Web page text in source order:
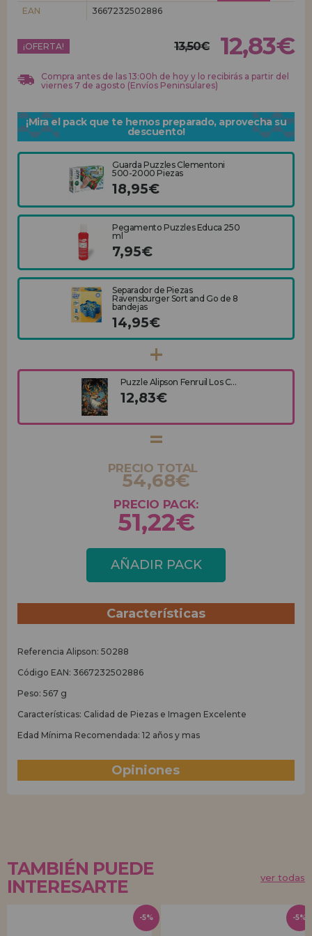
EAN
3667232502886
¡OFERTA! 13,50€ 12,83€
Compra antes de las 13:00h de hoy y lo recibirás a partir del
viernes 7 de agosto (Envíos Peninsulares)
¡Mira el pack que te hemos preparado, aprovecha su
descuento!
Guarda Puzzles Clementoni
500-2000 Piezas
18,95€
Pegamento Puzzles Educa 250
ml
7,95€
Separador de Piezas
Ravensburger Sort and Go de 8
bandejas
14,95€
Puzzle Alipson Fenruil Los C...
12,83€
PRECIO TOTAL
54,68€
PRECIO PACK:
51,22€
AÑADIR PACK
Características
Referencia Alipson: 50288
Código EAN: 3667232502886
Peso: 567 g
Características: Calidad de Piezas e Imagen Excelente
Edad Mínima Recomendada: 12 años y mas
Opiniones
TAMBIÉN PUEDE
INTERESARTE
ver todas
-5% -5%